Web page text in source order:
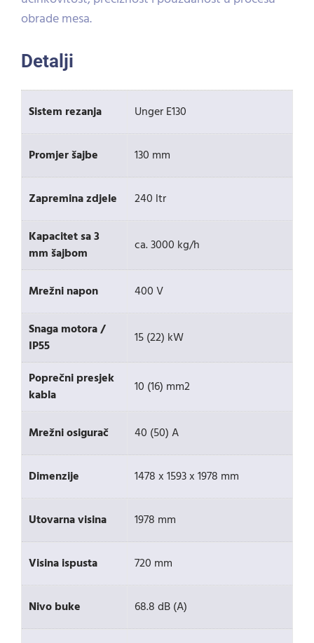
obrade mesa.
Detalji
Sistem rezanja Unger E130
Promjer šajbe 130 mm
Zapremina zdjele 240 ltr
Kapacitet sa 3
mm šajbom
ca. 3000 kg/h
Mrežni napon 400 V
Snaga motora /
IP55
15 (22) kW
Poprečni presjek
kabla
10 (16) mm2
Mrežni osigurač 40 (50) A
Dimenzije 1478 x 1593 x 1978 mm
Utovarna visina 1978 mm
Visina ispusta 720 mm
Nivo buke 68.8 dB (A)